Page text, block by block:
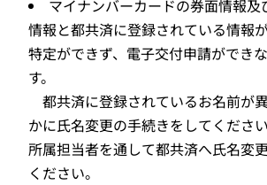
マイナンバーカードの券面情報及
情報と都共済に登録されている情報
特定ができず、電子交付申請ができ
す。
都共済に登録されているお名前が
かに氏名変更の手続きをしてくださ
所属担当者を通して都共済へ氏名変
ください。